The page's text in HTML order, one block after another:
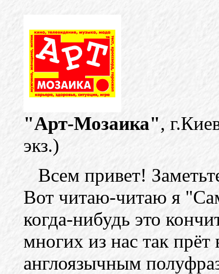
"Арт-Мозаика",
экз.)
Всем привет!
Вот читаю-читаю я
когда-нибудь это
многих из нас так прёт
англоязычным